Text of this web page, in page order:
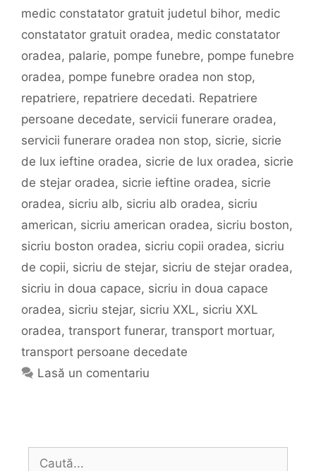
medic constatator gratuit judetul bihor, medic
constatator gratuit oradea, medic constatator
oradea, palarie, pompe funebre, pompe funebre
oradea, pompe funebre oradea non stop,
repatriere, repatriere decedati. Repatriere
persoane decedate, servicii funerare oradea,
servicii funerare oradea non stop, sicrie, sicrie
de lux ieftine oradea, sicrie de lux oradea, sicrie
de stejar oradea, sicrie ieftine oradea, sicrie
oradea, sicriu alb, sicriu alb oradea, sicriu
american, sicriu american oradea, sicriu boston,
sicriu boston oradea, sicriu copii oradea, sicriu
de copii, sicriu de stejar, sicriu de stejar oradea,
sicriu in doua capace, sicriu in doua capace
oradea, sicriu stejar, sicriu XXL, sicriu XXL
oradea, transport funerar, transport mortuar,
transport persoane decedate
Lasă un comentariu
Caută